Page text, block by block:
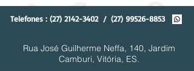
Telefones : (27) 2142-3402/ (27) 99526-8853
Rua José Guilherme Neffa, 140, Jardim
Camburi, Vitória, ES.